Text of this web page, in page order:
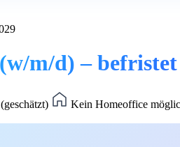
m/d) – befristet
Kein Homeoffice